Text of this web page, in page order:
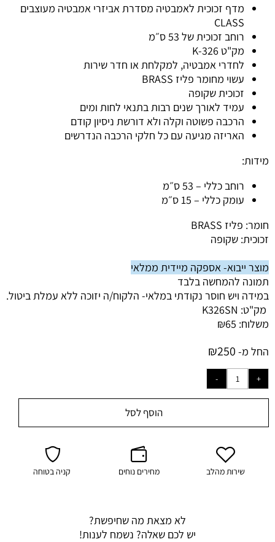
מדף זכוכית לאמבטיה מסדרת אביזרי אמבטיה מעוצבים
CLASS
רוחב זכוכית של 53 ס״מ
מק"ט K-326
לחדרי אמבטיה, למקלחת או חדר שירות
עשוי מחומר פליז BRASS
זכוכית שקופה
עמיד לאורך שנים רבות בתנאי לחות ומים
הרכבה פשוטה וקלה ולא דורשת ניסיון קודם
האריזה מגיעה עם כל חלקי הרכבה הנדרשים
מידות:
רוחב כללי – 53 ס״מ
עומק כללי – 15 ס״מ
חומר: פליז BRASS
זכוכית: שקופה
מוצר ייבוא- אספקה מיידית ממלאי
תמונה להמחשה בלבד
במידה ויש חוסר נקודתי במלאי- הלקוח/ה יזוכה ללא עמלת ביטול.
מק"ט: K326SN
משלוח:
₪65
החל מ-
₪250
הוסף לסל
שירות מהלב מחירים נוחים קניה בטוחה
לא מצאת מה שחיפשת?
יש לכם שאלה? נשמח לענות!